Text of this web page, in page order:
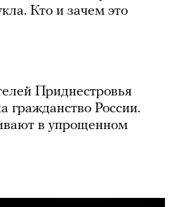
Кто и зачем это
Приднестровья
гражданство России.
в упрощенном